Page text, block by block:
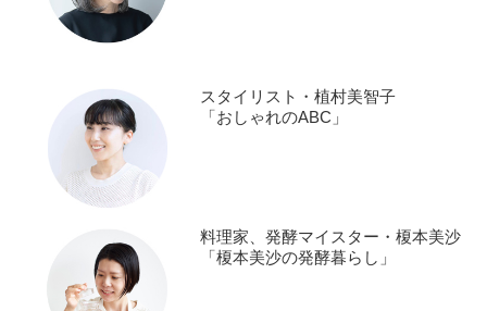
スタイリスト・植村美智子
「おしゃれのABC」
料理家、発酵マイスター・榎本美沙
「榎本美沙の発酵暮らし」